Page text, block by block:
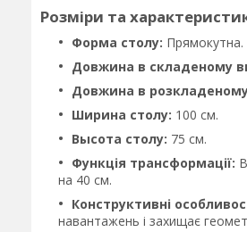
Розміри та
Форма столу: Прямокутна.
Довжина в складеному
Довжина в
Ширина столу: 100 см.
Высота столу: 75 см.
Функція трансформації:
на 40 см.
Конструктивні
навантажень і захищає